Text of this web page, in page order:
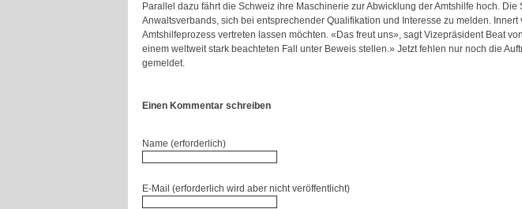
Parallel dazu fährt die Schweiz ihre Maschinerie zur Abwicklung der Amtshilfe hoch.
Anwaltsverbands, sich bei entsprechender Qualifikation und Interesse zu melden.
Amtshilfeprozess vertreten lassen möchten. «Das freut uns», sagt Vizepräsident Beat
einem weltweit stark beachteten Fall unter Beweis stellen.» Jetzt fehlen nur noch die
gemeldet.
Einen Kommentar schreiben
Name (erforderlich)
E-Mail (erforderlich wird aber nicht veröffentlicht)